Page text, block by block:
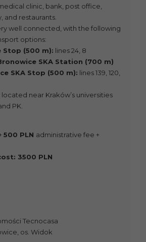
clinic, bank, post office,
and restaurants.
well connected, with the following
options:
Stop (500 m): lines 24, 8
SKA Station (700 m)
SKA Stop (500 m): lines 139, 120,
near Kraków’s universities
PK.
500 PLN administrative fee +
3500 PLN
Tecnocasa
os. Widok